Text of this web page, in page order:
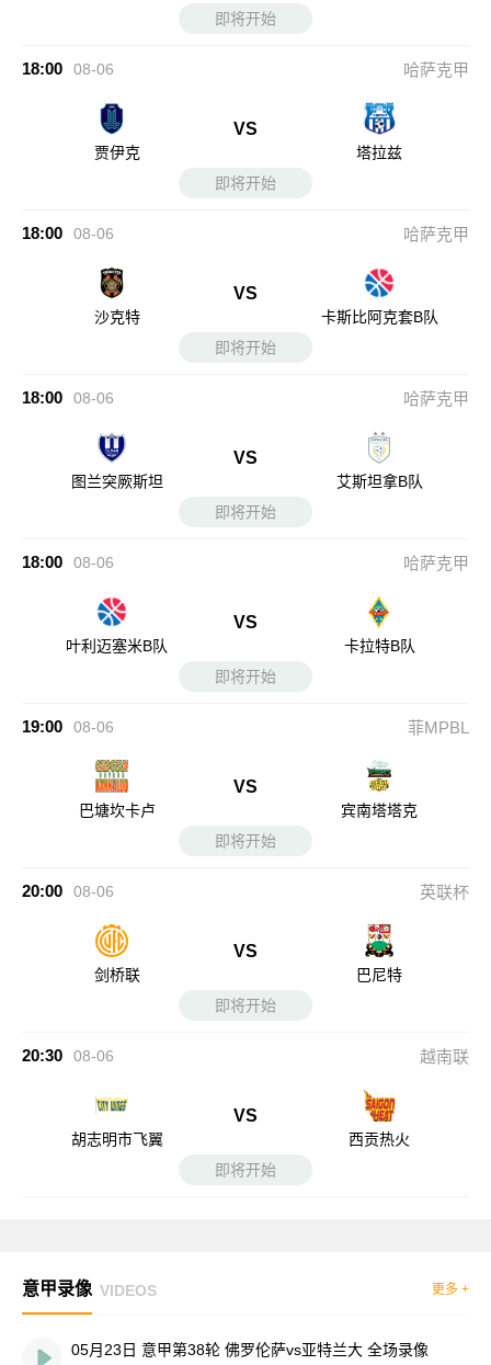
即将开始
18:00 08-06 哈萨克甲
贾伊克
VS
塔拉兹
即将开始
18:00 08-06 哈萨克甲
沙克特
VS
卡斯比阿克套B队
即将开始
18:00 08-06 哈萨克甲
图兰突厥斯坦
VS
艾斯坦拿B队
即将开始
18:00 08-06 哈萨克甲
叶利迈塞米B队
VS
卡拉特B队
即将开始
19:00 08-06 菲MPBL
巴塘坎卡卢
VS
宾南塔塔克
即将开始
20:00 08-06 英联杯
剑桥联
VS
巴尼特
即将开始
20:30 08-06 越南联
胡志明市飞翼
VS
西贡热火
即将开始
意甲录像 VIDEOS 更多 +
05月23日 意甲第38轮 佛罗伦萨vs亚特兰大 全场录像